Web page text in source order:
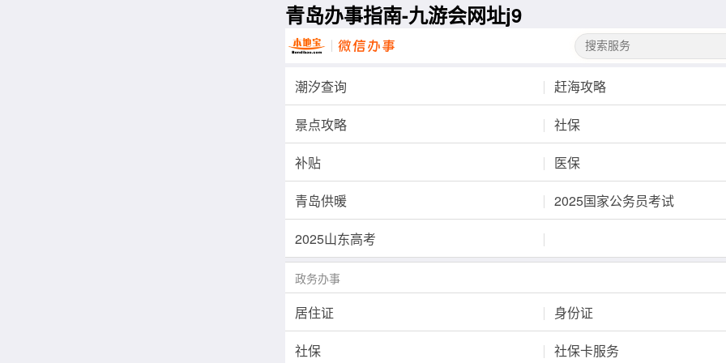
青岛办事指南-九游会网址j9
潮汐查询 赶海攻略
景点攻略 社保
补贴 医保
青岛供暖 2025国家公务员考试
2025山东高考
政务办事
居住证 身份证
社保 社保卡服务